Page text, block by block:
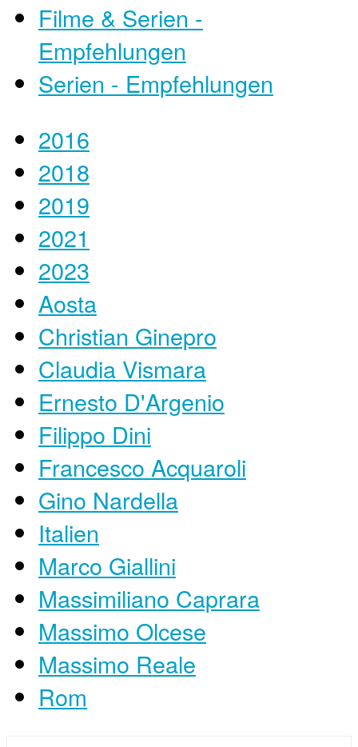
Filme & Serien -
Empfehlungen
Serien - Empfehlungen
2016
2018
2019
2021
2023
Aosta
Christian Ginepro
Claudia Vismara
Ernesto D'Argenio
Filippo Dini
Francesco Acquaroli
Gino Nardella
Italien
Marco Giallini
Massimiliano Caprara
Massimo Olcese
Massimo Reale
Rom